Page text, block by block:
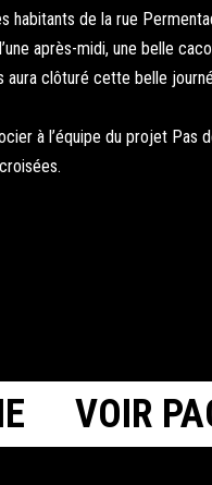
habitants de la rue
après-midi, une belle
aura clôturé cette belle
à l’équipe du projet
VOIR